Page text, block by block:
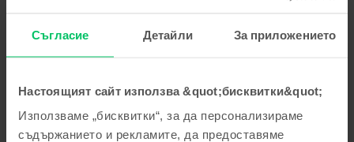
Съгласие Детайли За приложението
Настоящият сайт използва &quot;бисквитки&quot;
Използваме „бисквитки“, за да персонализираме
съдържанието и рекламите, да предоставяме
чудесна работа, за да успеете да направите обща
БОНУС: Как да добавиш красотата и уюта на горяща
камина, без да притежаваш такава?